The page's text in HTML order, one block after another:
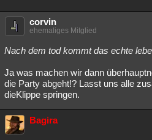
corvin
ehemaliges Mitglied
Nach dem tod kommt das echte
Ja was machen wir dann
die Party abgeht!? Lasst uns alle
dieKlippe springen.
Bagira